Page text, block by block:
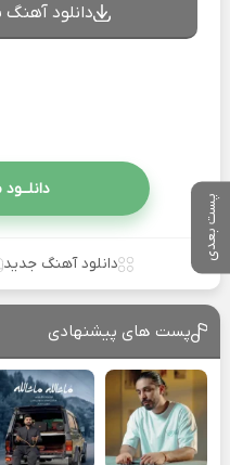
پست بعدی
دانلود آهنگ
دانلــود
دانلود آهنگ جدید
پست های پیشنهادی